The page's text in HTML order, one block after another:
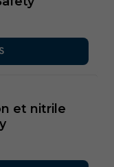
et nitrile